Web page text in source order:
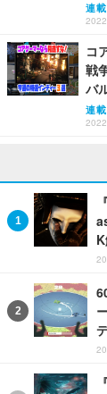
連
コ
戦
バ
連